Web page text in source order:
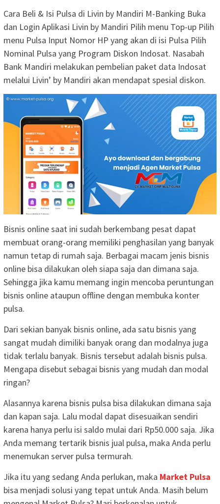
Cara Beli & Isi Pulsa di Livin by Mandiri M-Banking Buka
dan Login Aplikasi Livin by Mandiri Pilih menu Top-up Pilih
menu Pulsa Input Nomor HP yang akan di isi Pulsa Pilih
Nominal Pulsa yang Program Diskon Indosat. Nasabah
Bank Mandiri melakukan pembelian paket data Indosat
melalui Livin’ by Mandiri akan mendapat spesial diskon.
Bisnis online saat ini sudah berkembang pesat dapat
membuat orang-orang memiliki penghasilan yang banyak
namun tetap di rumah saja. Berbagai macam jenis bisnis
online bisa dilakukan oleh siapa saja dan dimana saja.
Sehingga jika kamu memang ingin mencoba peruntungan
bisnis online ataupun offline dengan membuka konter
pulsa.
Dari sekian banyak bisnis online, ada satu bisnis yang
sangat mudah dimiliki banyak orang dan modalnya juga
tidak terlalu banyak. Bisnis tersebut adalah bisnis pulsa.
Mengapa disebut sebagai bisnis yang mudah dan modal
ringan?
Alasannya karena bisnis pulsa bisa dilakukan dimana saja
dan kapan saja. Lalu modal dapat disesuaikan sendiri
karena hanya perlu isi saldo mulai dari Rp50.000 saja. Jika
Anda memang tertarik bisnis jual pulsa, maka Anda perlu
menemukan server pulsa termurah.
Jika itu yang sedang Anda perlukan, maka Market Pulsa
bisa menjadi solusi yang tepat untuk Anda. Masih belum